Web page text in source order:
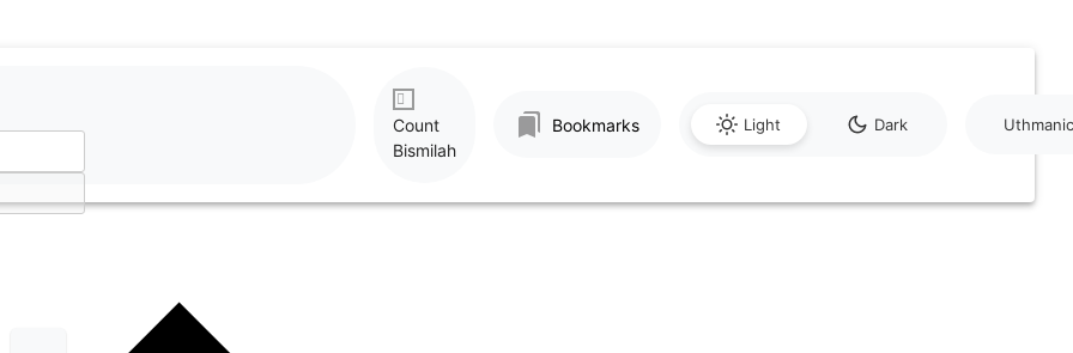
Count
Bismilah
Bookmarks Light Dark Uthmanic